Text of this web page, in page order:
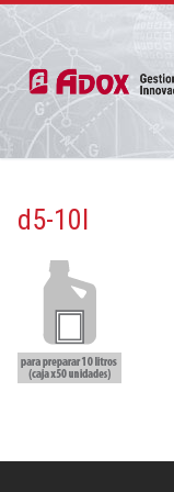
info@adox.com.ar
d5-10l